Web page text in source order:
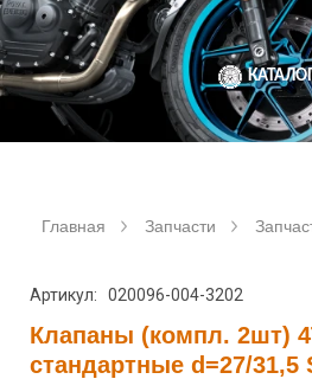
КАТАЛОГ
Главная Запчасти
Артикул: 020096-004-3202
Клапаны (компл. 2шт)
стандартные d=27/31,5